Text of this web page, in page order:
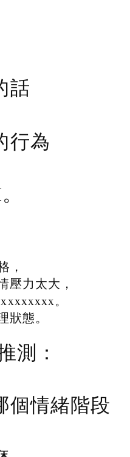
話
行為
，
壓力太大，
。
態。
測：
個情緒階段